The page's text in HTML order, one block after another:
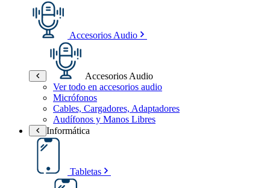
Accesorios Audio
Accesorios Audio
Ver todo en accesorios audio
Micrófonos
Cables, Cargadores, Adaptadores
Audífonos y Manos Libres
Informática
Tabletas